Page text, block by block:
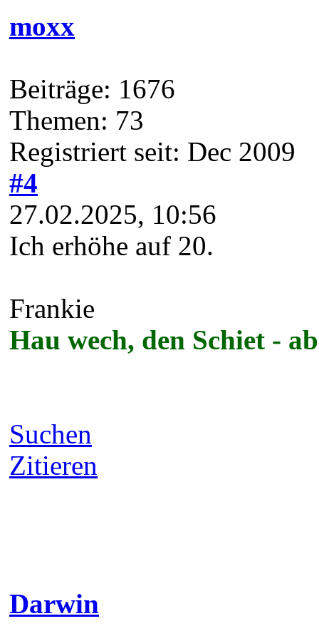
Hau wech, den Schiet -
Suchen
Zitieren
Darwin
Beiträge: 1112
Themen: 44
27.02.2025, 12:47
Hallo Andre,